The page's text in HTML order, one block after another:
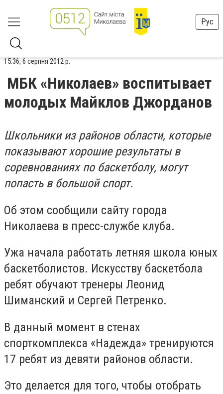
Рус
15:36, 6 серпня 2012 р.
МБК «Николаев» воспитывает
молодых Майклов Джорданов
Школьники из районов области, которые
показывают хорошие результаты в
соревнованиях по баскетболу, могут
попасть в большой спорт.
Об этом сообщили сайту города
Николаева в пресс-службе клуба.
Ужа начала работать летняя школа юных
баскетболистов. Искусству баскетбола
ребят обучают тренеры Леонид
Шиманский и Сергей Петренко.
В данный момент в стенах
спорткомплекса «Надежда» тренируются
17 ребят из девяти районов области.
Это делается для того, чтобы отобрать